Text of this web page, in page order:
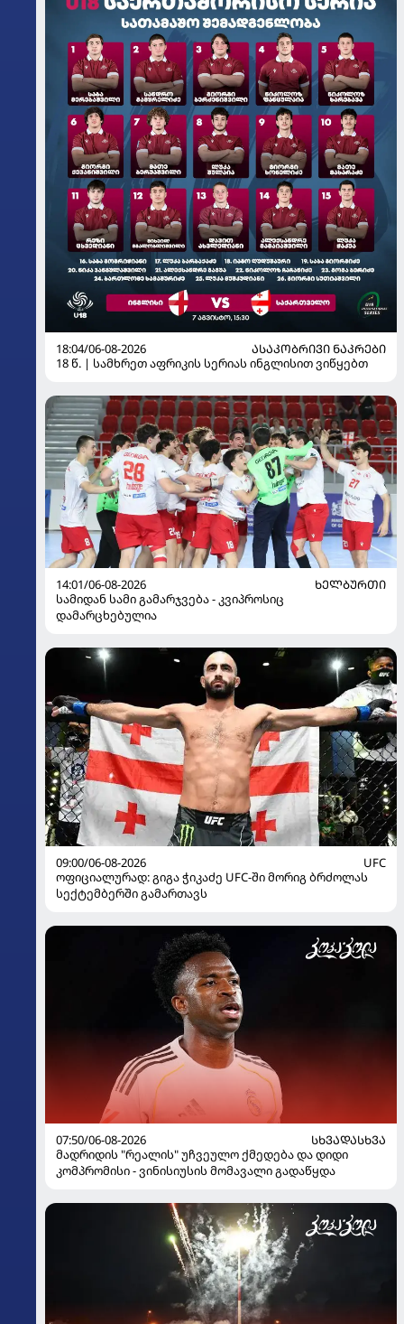
18:04/06-08-2026
ᲐᲡᲐᲙᲝᲑᲠᲘᲕᲘ ᲜᲐᲙᲠᲔᲑᲘ
18 წ. | სამხრეთ აფრიკის სერიას ინგლისით ვიწყებთ
14:01/06-08-2026
ᲮᲔᲚᲑᲣᲠᲗᲘ
სამიდან სამი გამარჯვება - კვიპროსიც
დამარცხებულია
09:00/06-08-2026
UFC
ოფიციალურად: გიგა ჭიკაძე UFC-ში მორიგ ბრძოლას
სექტემბერში გამართავს
07:50/06-08-2026
ᲡᲮᲕᲐᲓᲐᲡᲮᲕᲐ
მადრიდის "რეალის" უჩვეულო ქმედება და დიდი
კომპრომისი - ვინისიუსის მომავალი გადაწყდა